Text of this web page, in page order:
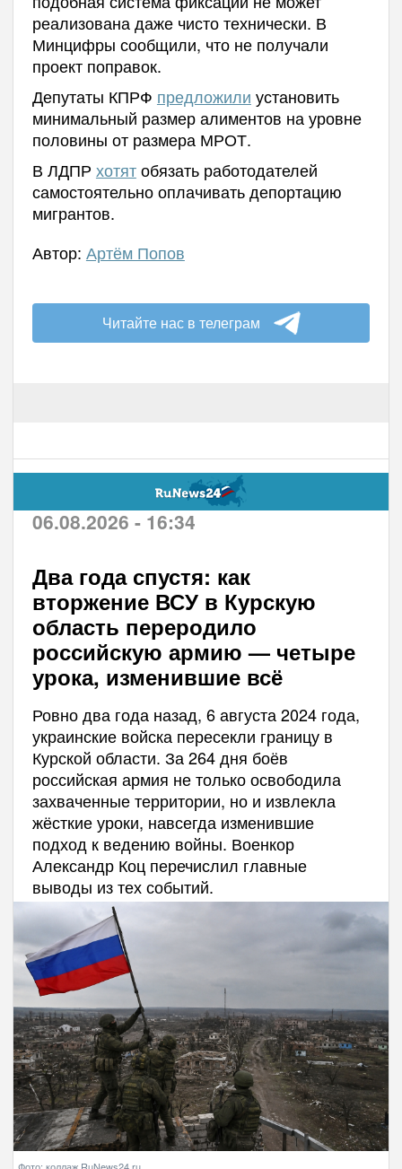
реализована даже чисто технически. В
Минцифры сообщили, что не получали
проект поправок.
Депутаты КПРФ предложили установить
минимальный размер алиментов на уровне
половины от размера МРОТ.
В ЛДПР хотятобязать работодателей
самостоятельно оплачивать депортацию
мигрантов.
Автор: Артём Попов
Читайте нас в телеграм
06.08.2026 - 16:34
Два года спустя: как
вторжение ВСУ в Курскую
область переродило
российскую армию — четыре
урока, изменившие всё
Ровно два года назад, 6 августа 2024 года,
украинские войска пересекли границу в
Курской области. За 264 дня боёв
российская армия не только освободила
захваченные территории, но и извлекла
жёсткие уроки, навсегда изменившие
подход к ведению войны. Военкор
Александр Коц перечислил главные
выводы из тех событий.